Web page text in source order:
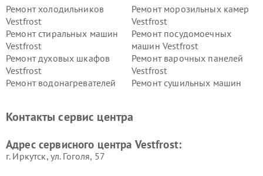
Ремонт холодильников
Vestfrost
Ремонт морозильных камер
Vestfrost
Ремонт стиральных машин
Vestfrost
Ремонт посудомоечных
машин Vestfrost
Ремонт духовых шкафов
Vestfrost
Ремонт варочных панелей
Vestfrost
Ремонт водонагревателей
Ремонт сушильных машин
Vestfrost
Контакты сервис центра
Адрес сервисного центра Vestfrost:
г. Иркутск, ул. ​Гоголя, 57